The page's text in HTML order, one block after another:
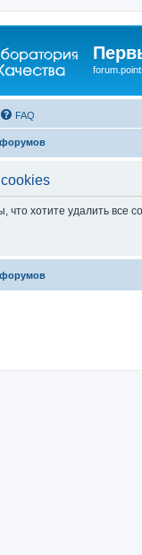
FAQ
что хотите удалить все